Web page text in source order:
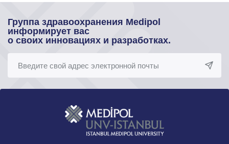
Группа здравоохранения Medipol
информирует вас
о своих инновациях и разработках.